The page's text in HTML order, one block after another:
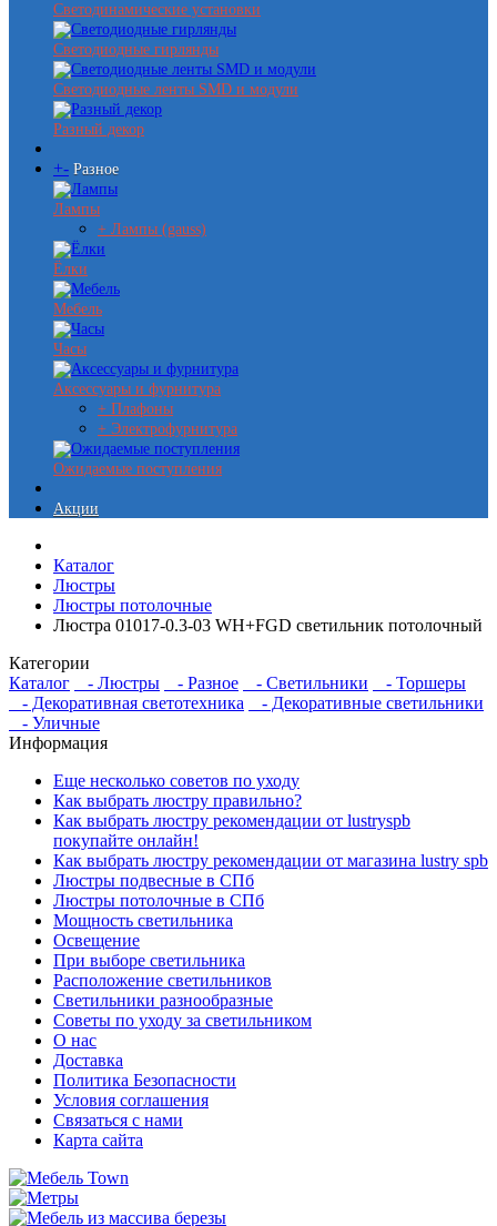
Светодинамические установки
Светодиодные гирлянды
Светодиодные ленты SMD и модули
Разный декор
+- Разное
Лампы
+ Лампы (gauss)
Ёлки
Мебель
Часы
Аксессуары и фурнитура
+ Плафоны
+ Электрофурнитура
Ожидаемые поступления
Акции
Каталог
Люстры
Люстры потолочные
Люстра 01017-0.3-03 WH+FGD светильник потолочный
Категории
Каталог
- Люстры - Разное - Светильники
- Торшеры
- Декоративная светотехника
- Декоративные светильники
- Уличные
Информация
Еще несколько советов по уходу
Как выбрать люстру правильно?
Как выбрать люстру рекомендации от lustryspb
покупайте онлайн!
Как выбрать люстру рекомендации от магазина lustry spb
Люстры подвесные в СПб
Люстры потолочные в СПб
Мощность светильника
Освещение
При выборе светильника
Расположение светильников
Светильники разнообразные
Советы по уходу за светильником
О нас
Доставка
Политика Безопасности
Условия соглашения
Связаться с нами
Карта сайта